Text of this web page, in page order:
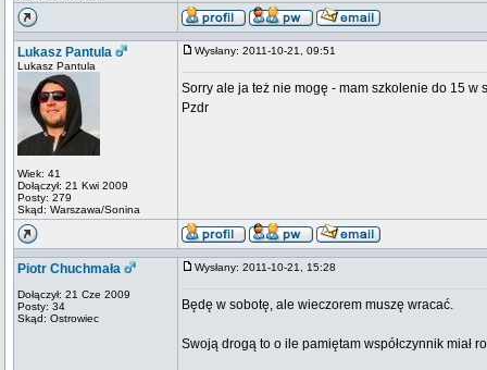
Lukasz Pantula
Lukasz Pantula
Wiek: 41
Dołączył: 21 Kwi 2009
Posty: 279
Skąd: Warszawa/Sonina
Wysłany: 2011-10-21, 09:51
Sorry ale ja też nie mogę - mam szkolenie do 15
Pzdr
Piotr Chuchmała
Dołączył: 21 Cze 2009
Posty: 34
Skąd: Ostrowiec
Wysłany: 2011-10-21, 15:28
Będę w sobotę, ale wieczorem muszę wracać.
Swoją drogą to o ile pamiętam współczynnik miał